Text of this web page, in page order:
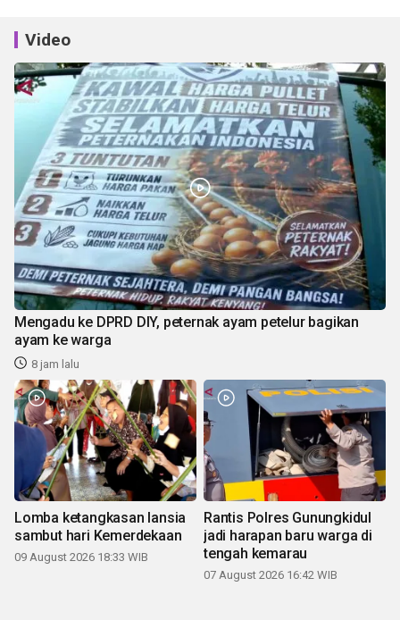
Video
Mengadu ke DPRD DIY, peternak ayam petelur bagikan
ayam ke warga
8 jam lalu
Lomba ketangkasan lansia
sambut hari Kemerdekaan
09 August 2026 18:33 WIB
Rantis Polres Gunungkidul
jadi harapan baru warga di
tengah kemarau
07 August 2026 16:42 WIB